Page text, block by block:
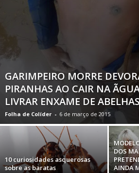
GARIMPEIRO MORRE
PIRANHAS AO CAIR NA
LIVRAR ENXAME DE ABELHAS
Folha de Colíder - 6 de março de 2015
10 curiosidades asquerosas
sobre as baratas
DOS
AINDA